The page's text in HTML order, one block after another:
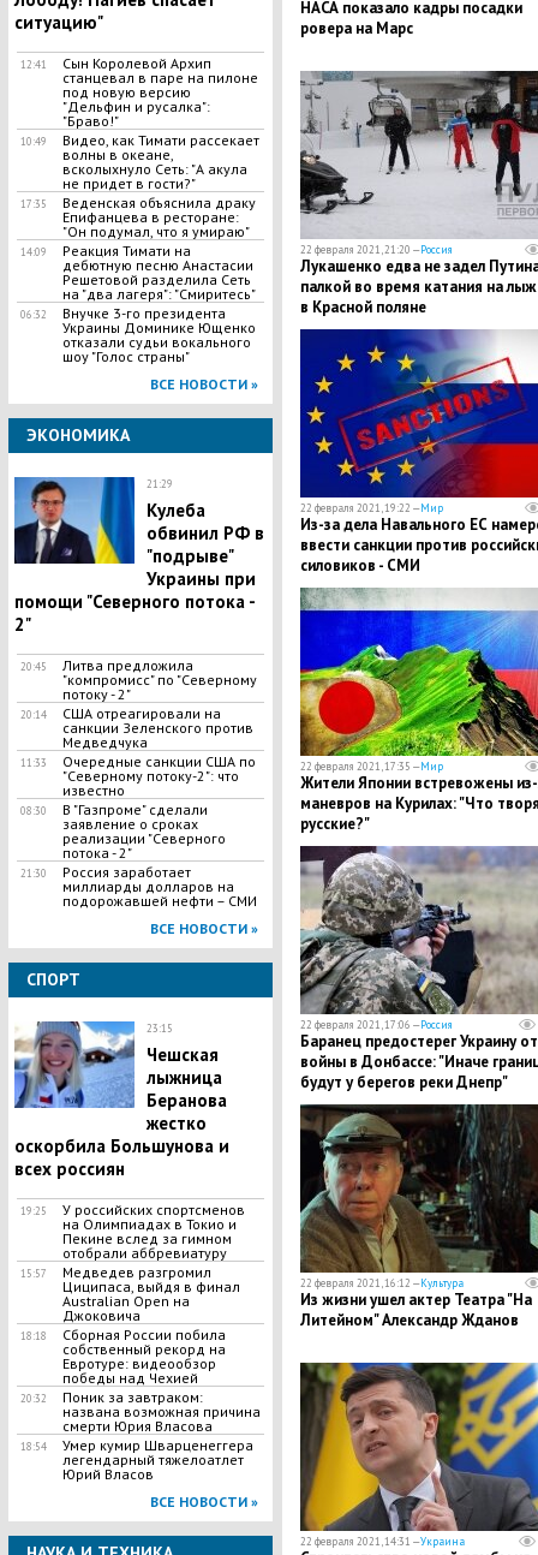
ситуацию"
12:41
Сын Королевой Архип
станцевал в паре на пилоне
под новую версию
"Дельфин и русалка":
"Браво!"
10:49
Видео, как Тимати рассекает
волны в океане,
всколыхнуло Сеть: "А акула
не придет в гости?"
17:35
Веденская объяснила драку
Епифанцева в ресторане:
"Он подумал, что я умираю"
14:09
Реакция Тимати на
дебютную песню Анастасии
Решетовой разделила Сеть
на "два лагеря": "Смиритесь"
06:32
Внучке 3-го президента
Украины Доминике Ющенко
отказали судьи вокального
шоу "Голос страны"
ВСЕ НОВОСТИ »
ЭКОНОМИКА
21:29
Кулеба
обвинил РФ в
"подрыве"
Украины при
помощи "Северного потока -
2"
20:45
Литва предложила
"компромисс" по "Северному
потоку - 2"
20:14
США отреагировали на
санкции Зеленского против
Медведчука
11:33
Очередные санкции США по
"Северному потоку-2": что
известно
08:30
В "Газпроме" сделали
заявление о сроках
реализации "Северного
потока - 2"
21:30
Россия заработает
миллиарды долларов на
подорожавшей нефти – СМИ
ВСЕ НОВОСТИ »
СПОРТ
23:15
Чешская
лыжница
Беранова
жестко
оскорбила Большунова и
всех россиян
19:25
У российских спортсменов
на Олимпиадах в Токио и
Пекине вслед за гимном
отобрали аббревиатуру
15:57
Медведев разгромил
Циципаса, выйдя в финал
Australian Open на
Джоковича
18:18
Сборная России побила
собственный рекорд на
Евротуре: видеообзор
победы над Чехией
20:32
Поник за завтраком:
названа возможная причина
смерти Юрия Власова
18:54
Умер кумир Шварценеггера
легендарный тяжелоатлет
Юрий Власов
ВСЕ НОВОСТИ »
НАСА показало кадры посадки
ровера на Марс
22 февраля 2021, 21:20 —Россия
Лукашенко едва не задел
палкой во время катания на
в Красной поляне
22 февраля 2021, 19:22 —Мир
Из-за дела Навального ЕС
ввести санкции против
силовиков - СМИ
22 февраля 2021, 17:35 —Мир
Жители Японии встревожены
маневров на Курилах: "Что
русские?"
22 февраля 2021, 17:06 —Россия
​Баранец предостерег Украину от
войны в Донбассе: "Иначе
будут у берегов реки Днепр"
22 февраля 2021, 16:12 —Культура
Из жизни ушел актер Театра "На
Литейном" Александр Жданов
22 февраля 2021, 14:31 —Украина